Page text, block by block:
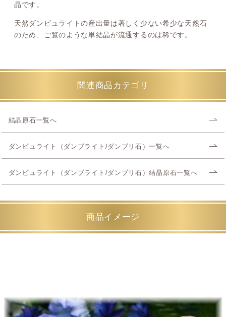
晶です。
天然ダンビュライトの産出量は著しく少ない希少な天然石
のため、ご覧のような単結晶が流通するのは稀です。
関連商品カテゴリ
結晶原石一覧へ
ダンビュライト（ダンブライト/ダンブリ石）一覧へ
ダンビュライト（ダンブライト/ダンブリ石）結晶原石一覧へ
商品イメージ